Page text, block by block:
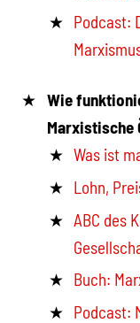
Podcast:
Wie
Marxistische
Was ist
Lohn,
ABC des
Buch:
Podcast: